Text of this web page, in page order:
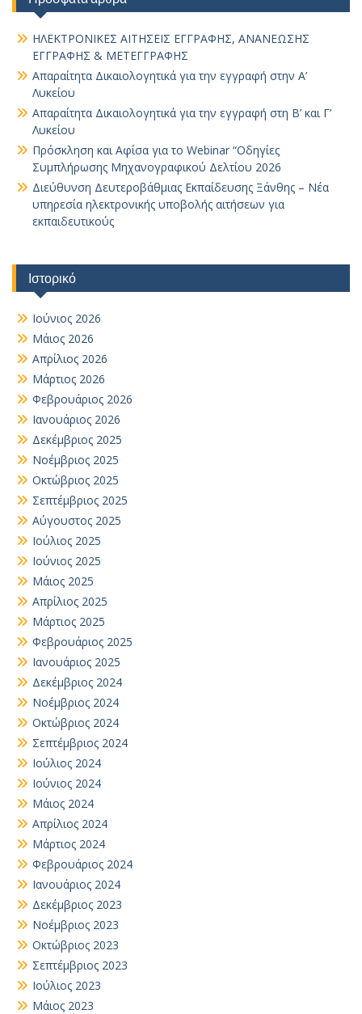
ΗΛΕΚΤΡΟΝΙΚΕΣ ΑΙΤΗΣΕΙΣ ΕΓΓΡΑΦΗΣ, ΑΝΑΝΕΩΣΗΣ
ΕΓΓΡΑΦΗΣ & ΜΕΤΕΓΓΡΑΦΗΣ
Απαραίτητα Δικαιολογητικά για την εγγραφή στην Α’
Λυκείου
Απαραίτητα Δικαιολογητικά για την εγγραφή στη Β’ και Γ’
Λυκείου
Πρόσκληση και Αφίσα για το Webinar “Οδηγίες
Συμπλήρωσης Μηχανογραφικού Δελτίου 2026
Διεύθυνση Δευτεροβάθμιας Εκπαίδευσης Ξάνθης – Νέα
υπηρεσία ηλεκτρονικής υποβολής αιτήσεων για
εκπαιδευτικούς
Ιστορικό
Ιούνιος 2026
Μάιος 2026
Απρίλιος 2026
Μάρτιος 2026
Φεβρουάριος 2026
Ιανουάριος 2026
Δεκέμβριος 2025
Νοέμβριος 2025
Οκτώβριος 2025
Σεπτέμβριος 2025
Αύγουστος 2025
Ιούλιος 2025
Ιούνιος 2025
Μάιος 2025
Απρίλιος 2025
Μάρτιος 2025
Φεβρουάριος 2025
Ιανουάριος 2025
Δεκέμβριος 2024
Νοέμβριος 2024
Οκτώβριος 2024
Σεπτέμβριος 2024
Ιούλιος 2024
Ιούνιος 2024
Μάιος 2024
Απρίλιος 2024
Μάρτιος 2024
Φεβρουάριος 2024
Ιανουάριος 2024
Δεκέμβριος 2023
Νοέμβριος 2023
Οκτώβριος 2023
Σεπτέμβριος 2023
Ιούλιος 2023
Μάιος 2023